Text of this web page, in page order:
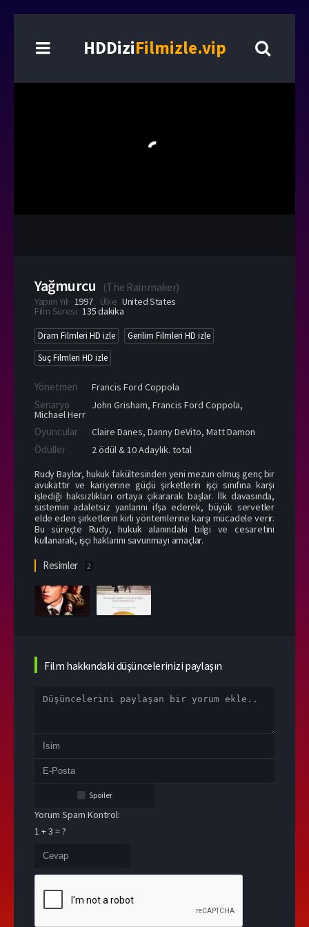
HDDiziFilmizle.vip
Yağmurcu (The Rainmaker)
Yapım Yılı 1997 Ülke United States
Film Süresi 135 dakika
Dram Filmleri HD izle
Gerilim Filmleri HD izle
Suç Filmleri HD izle
Yönetmen Francis Ford Coppola
Senaryo John Grisham, Francis Ford Coppola,
Michael Herr
Oyuncular Claire Danes, Danny DeVito, Matt Damon
Ödüller
2 ödül & 10 Adaylık. total
Rudy Baylor, hukuk fakültesinden yeni mezun olmuş genç bir
avukattır ve kariyerine güçlü şirketlerin işçi sınıfına karşı
işlediği haksızlıkları ortaya çıkararak başlar. İlk davasında,
sistemin adaletsiz yanlarını ifşa ederek, büyük servetler
elde eden şirketlerin kirli yöntemlerine karşı mücadele verir.
Bu süreçte Rudy, hukuk alanındaki bilgi ve cesaretini
kullanarak, işçi haklarını savunmayı amaçlar.
Resimler 2
Film hakkındaki düşüncelerinizi paylaşın
Spoiler
Yorum Spam Kontrol:
1 + 3 = ?